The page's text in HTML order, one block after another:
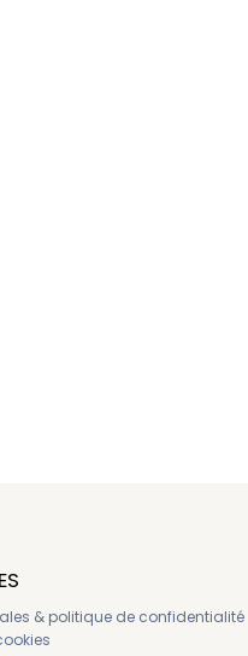
& politique de confidentialité